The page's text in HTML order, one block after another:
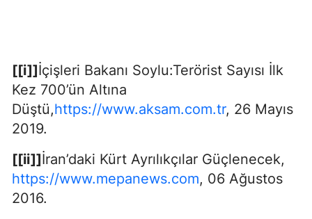
[[i]]İçişleri Bakanı Soylu:Terörist Sayısı İlk
Kez 700’ün Altına
Düştü,https://www.aksam.com.tr, 26 Mayıs
2019.
[[ii]]İran’daki Kürt Ayrılıkçılar Güçlenecek,
https://www.mepanews.com, 06 Ağustos
2016.